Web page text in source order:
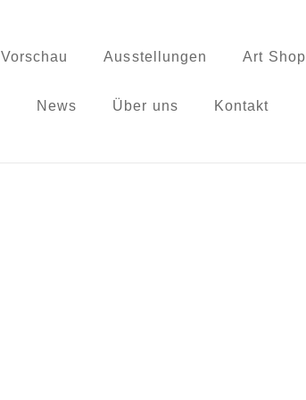
Vorschau Ausstellungen Art Shop
News Über uns Kontakt